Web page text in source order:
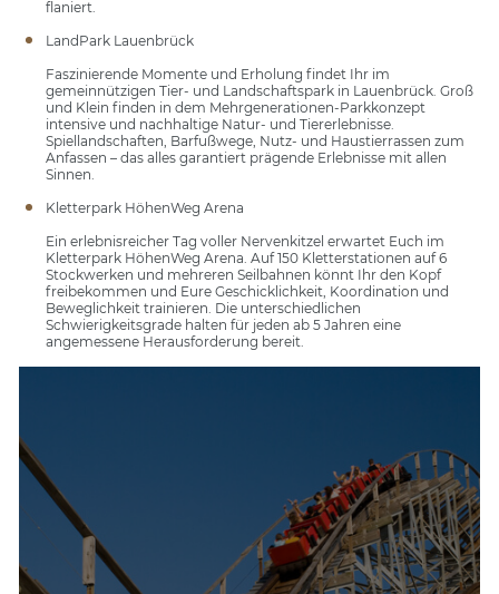
flaniert.
LandPark Lauenbrück
Faszinierende Momente und Erholung findet Ihr im
gemeinnützigen Tier- und Landschaftspark in Lauenbrück. Groß
und Klein finden in dem Mehrgenerationen-Parkkonzept
intensive und nachhaltige Natur- und Tiererlebnisse.
Spiellandschaften, Barfußwege, Nutz- und Haustierrassen zum
Anfassen – das alles garantiert prägende Erlebnisse mit allen
Sinnen.
Kletterpark HöhenWeg Arena
Ein erlebnisreicher Tag voller Nervenkitzel erwartet Euch im
Kletterpark HöhenWeg Arena. Auf 150 Kletterstationen auf 6
Stockwerken und mehreren Seilbahnen könnt Ihr den Kopf
freibekommen und Eure Geschicklichkeit, Koordination und
Beweglichkeit trainieren. Die unterschiedlichen
Schwierigkeitsgrade halten für jeden ab 5 Jahren eine
angemessene Herausforderung bereit.